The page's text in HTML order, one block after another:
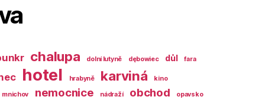
chalupa dolní lutyně dębowiec důl fara
hotel hrabyně karviná kino
mnichov nemocnice nádraží obchod opavsko